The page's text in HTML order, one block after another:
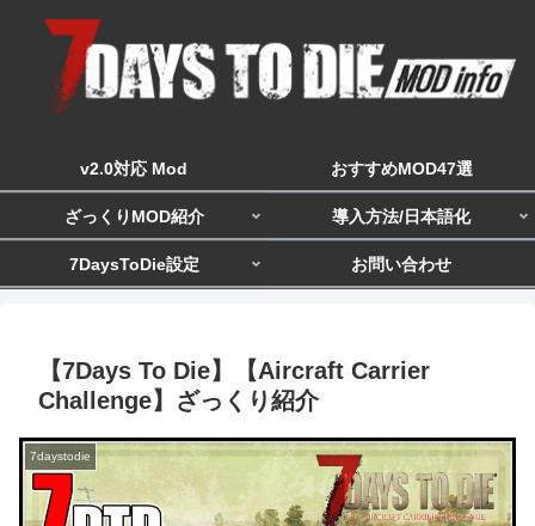
v2.0対応 Mod おすすめMOD47選
ざっくりMOD紹介 導入方法/日本語化
7DaysToDie設定 お問い合わせ
【7Days To Die】【Aircraft Carrier
Challenge】ざっくり紹介
7daystodie